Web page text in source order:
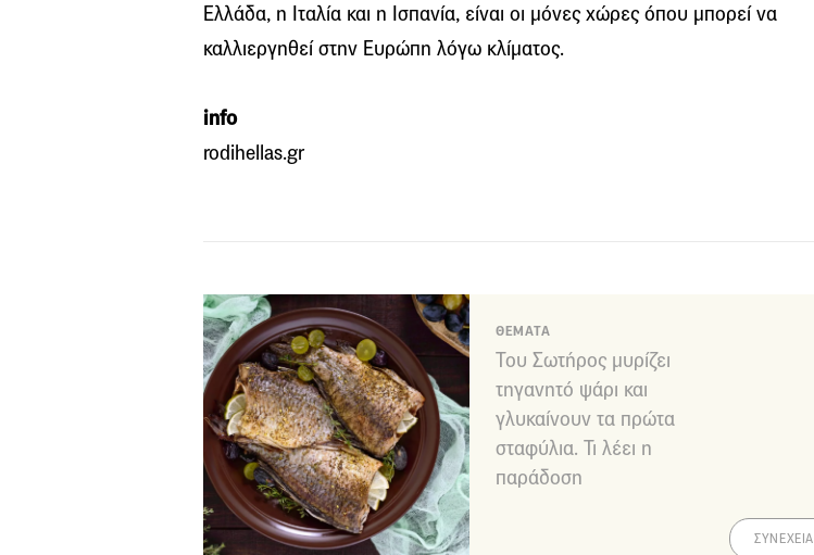
Ελλάδα, η Ιταλία και η Ισπανία, είναι οι μόνες χώρες όπου μπορεί να
καλλιεργηθεί στην Ευρώπη λόγω κλίματος.
info
rodihellas.gr
ΘΕΜΑΤΑ
Του Σωτήρος μυρίζει
τηγανητό ψάρι και
γλυκαίνουν τα πρώτα
σταφύλια. Τι λέει η
παράδοση
ΣΥΝΕΧΕΙΑ